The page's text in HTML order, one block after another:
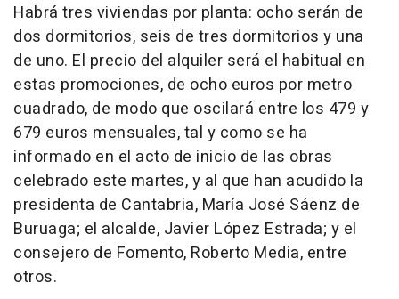
Habrá tres viviendas por planta: ocho serán de
dos dormitorios, seis de tres dormitorios y una
de uno. El precio del alquiler será el habitual en
estas promociones, de ocho euros por metro
cuadrado, de modo que oscilará entre los 479 y
679 euros mensuales, tal y como se ha
informado en el acto de inicio de las obras
celebrado este martes, y al que han acudido la
presidenta de Cantabria, María José Sáenz de
Buruaga; el alcalde, Javier López Estrada; y el
consejero de Fomento, Roberto Media, entre
otros.